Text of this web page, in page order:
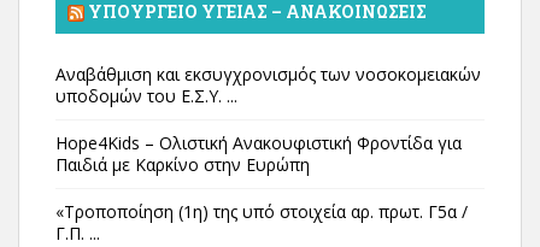
ΥΠΟΥΡΓΕΊΟ ΥΓΕΊΑΣ – ΑΝΑΚΟΙΝΏΣΕΙΣ
Αναβάθμιση και εκσυγχρονισμός των νοσοκομειακών
υποδομών του Ε.Σ.Υ. ...
Hope4Kids – Ολιστική Ανακουφιστική Φροντίδα για
Παιδιά με Καρκίνο στην Ευρώπη
«Τροποποίηση (1η) της υπό στοιχεία αρ. πρωτ. Γ5α /
Γ.Π. ...